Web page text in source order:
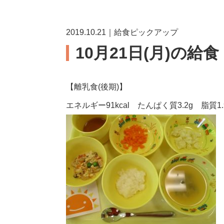
2019.10.21｜給食ピックアップ
10月21日(月)の給食
【離乳食(後期)】
エネルギー91kcal たんぱく質3.2g 脂質